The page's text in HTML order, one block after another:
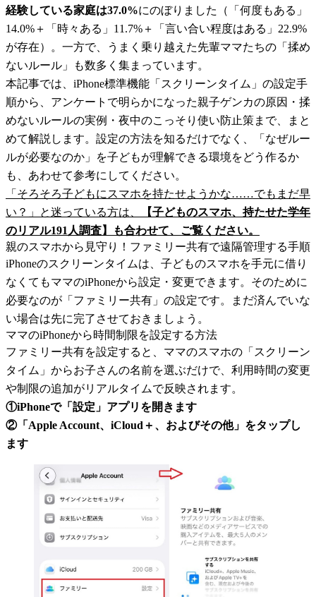
経験している家庭は37.0%にのぼりました（「何度もある」
14.0%＋「時々ある」11.7%＋「言い合い程度はある」22.9%
が存在）。一方で、うまく乗り越えた先輩ママたちの「揉め
ないルール」も数多く集まっています。
本記事では、iPhone標準機能「スクリーンタイム」の設定手
順から、アンケートで明らかになった親子ゲンカの原因・揉
めないルールの実例・夜中のこっそり使い防止策まで、まと
めて解説します。設定の方法を知るだけでなく、「なぜルー
ルが必要なのか」を子どもが理解できる環境をどう作るか
も、あわせて参考にしてください。
「そろそろ子どもにスマホを持たせようかな……でもまだ早
い？」と迷っている方は、
【子どものスマホ、持たせた学年
のリアル191人調査】も合わせて、ご覧ください。
親のスマホから見守り！ファミリー共有で遠隔管理する手順
iPhoneのスクリーンタイムは、子どものスマホを手元に借り
なくてもママのiPhoneから設定・変更できます。そのために
必要なのが「ファミリー共有」の設定です。まだ済んでいな
い場合は先に完了させておきましょう。
ママのiPhoneから時間制限を設定する方法
ファミリー共有を設定すると、ママのスマホの「スクリーン
タイム」からお子さんの名前を選ぶだけで、利用時間の変更
や制限の追加がリアルタイムで反映されます。
①iPhoneで「設定」アプリを開きます
②「Apple Account、iCloud＋、およびその他」をタップし
ます